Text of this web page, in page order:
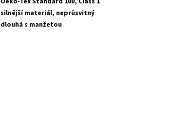
silnější materiál, neprůsvitný
dlouhá s manžetou